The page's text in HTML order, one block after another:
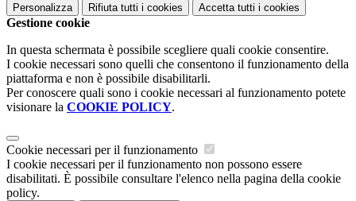
Personalizza Rifiuta tutti i cookies Accetta tutti i cookies
Gestione cookie
In questa schermata è possibile scegliere quali cookie consentire.
I cookie necessari sono quelli che consentono il funzionamento della
piattaforma e non è possibile disabilitarli.
Per conoscere quali sono i cookie necessari al funzionamento potete
visionare la COOKIE POLICY.
Cookie necessari per il funzionamento
I cookie necessari per il funzionamento non possono essere
disabilitati. È possibile consultare l'elenco nella pagina della cookie
policy.